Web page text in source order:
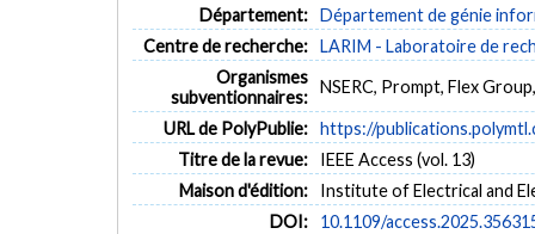
Forest and ANN as base models, leveraging their
evaluated on both the UNSW-NB15 and the new
such as accuracy, precision, recall, and F1-
detect anomalies efficiently during live data
scenarios.
MOTS CLÉS
anomaly detection intrusion detection system Internet of
Département: Département de génie
Centre de recherche: LARIM - Laboratoire de
Organismes
subventionnaires:
NSERC, Prompt, Flex
URL de PolyPublie: https://
Titre de la revue:
IEEE Access (vol. 13)
Maison d'édition:
Institute of Electrical and
DOI:
10.1109/